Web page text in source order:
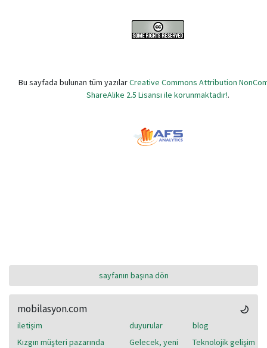
Bu sayfada bulunan tüm yazılarCreative Commons Attribution
ShareAlike 2.5 Lisansı ile korunmaktadır!.
sayfanın başına dön
mobilasyon.com
iletişim duyurular
blog
Kızgın müşteri pazarında
Gelecek, yeni
Teknolojik gelişim